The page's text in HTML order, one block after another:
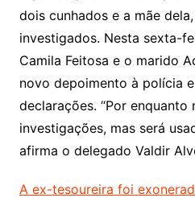
dois cunhados e a mãe
investigados. Nesta sexta-
Camila Feitosa e o marido
novo depoimento à polícia
declarações. “Por enquanto
investigações, mas será
afirma o delegado Valdir
A ex-tesoureira foi